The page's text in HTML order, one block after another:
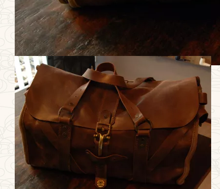
Smoky (City) doctors elixer's bag